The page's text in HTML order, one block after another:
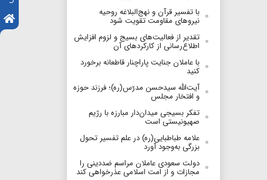
با تفسیر قرآن و نهج‌البلاغه روحیه
نیروهای مقاومت تقویت شود
تقدیر از فعالیت‌های بسیج و لزوم افزایش
اطلاع‌رسانی از کارکردهای آن
با عاملان جنایت پاراچنار قاطعانه برخورد
کنید
آیت‌الله سیدحسن مدرّس(ره)؛ فرزند حوزه
و افتخار مجلس
تفکر بسیجی میدان‌دار مبارزه با رژیم
صهیونیستی است
علامه طباطبایی(ره) در علم تفسیر تحول
بزرگی به‌وجود آورد
دولت سعودی عاملان مراسم ضددینی را
مجازات و از امت اسلامی عذرخواهی کند